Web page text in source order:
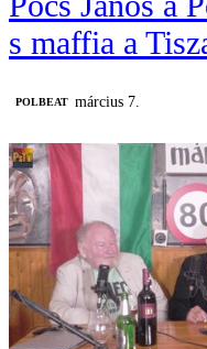
s maffia a
‎POLBEAT március 7.